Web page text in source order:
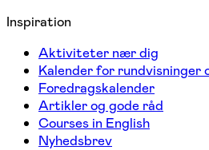
Inspiration
Aktiviteter nær dig
Kalender for rundvisninger
Foredragskalender
Artikler og gode råd
Courses in English
Nyhedsbrev